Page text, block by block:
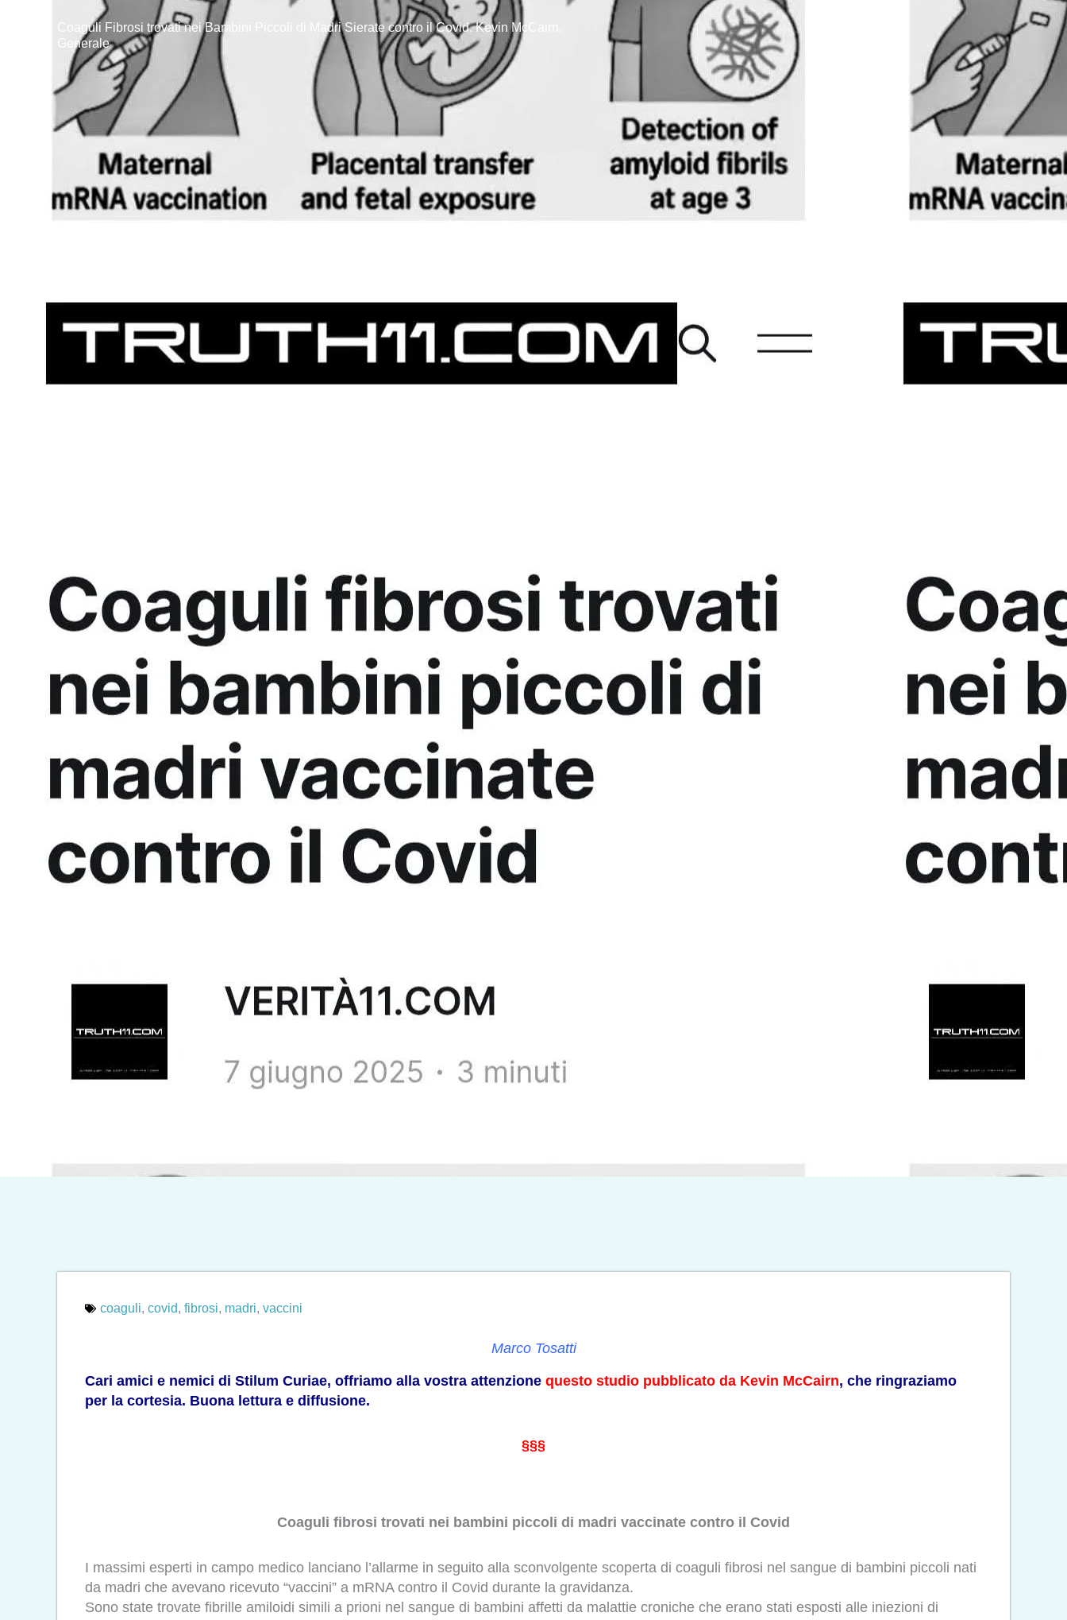
Coaguli Fibrosi trovati nei Bambini Piccoli di Madri Sierate contro il Covid. Kevin McCairn.
Generale
coaguli, covid, fibrosi, madri, vaccini
Marco Tosatti
Cari amici e nemici di Stilum Curiae, offriamo alla vostra attenzione questo studio pubblicato da Kevin McCairn, che ringraziamo
per la cortesia. Buona lettura e diffusione.
§§§
Coaguli fibrosi trovati nei bambini piccoli di madri vaccinate contro il Covid
I massimi esperti in campo medico lanciano l’allarme in seguito alla sconvolgente scoperta di coaguli fibrosi nel sangue di bambini piccoli nati
da madri che avevano ricevuto “vaccini” a mRNA contro il Covid durante la gravidanza.
Sono state trovate fibrille amiloidi simili a prioni nel sangue di bambini affetti da malattie croniche che erano stati esposti alle iniezioni di